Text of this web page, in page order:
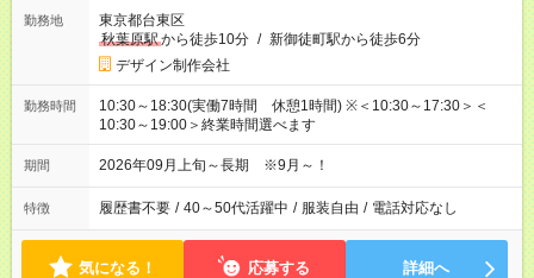
勤務地
東京都台東区
秋葉原駅から徒歩10分 / 新御徒町駅から徒歩6分
デザイン制作会社
勤務時間
10:30～18:30(実働7時間 休憩1時間) ※＜10:30～17:30＞＜
10:30～19:00＞終業時間選べます
期間 2026年09月上旬～長期 ※9月～！
特徴 履歴書不要 / 40～50代活躍中 / 服装自由 / 電話対応なし
気になる！ 応募する 詳細へ